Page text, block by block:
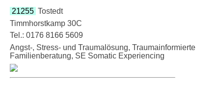
21255 Tostedt
Timmhorstkamp 30C
Tel.: 0176 8166 5609
Angst-, Stress- und Traumalösung, Traumainformierte
Familienberatung, SE Somatic Experiencing